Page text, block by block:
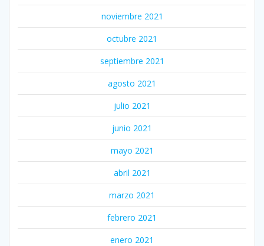
noviembre 2021
octubre 2021
septiembre 2021
agosto 2021
julio 2021
junio 2021
mayo 2021
abril 2021
marzo 2021
febrero 2021
enero 2021